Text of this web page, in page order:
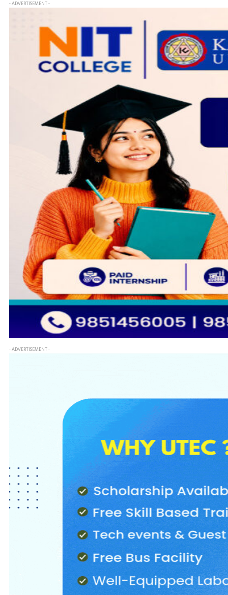
- ADVERTISEMENT -
- ADVERTISEMENT -